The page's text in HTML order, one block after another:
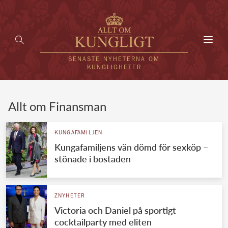
SENASTE NYHETERNA OM
KUNGLIGHETER
UTLÄNDSKT
VÄRLDENS KUNGAHUS
Svenska kungahuset
Brittiska kungahuset
REDAKTION
Allt om Finansman
KUNGAFAMILJEN
Kungafamiljens vän dömd för sexköp –
stönade i bostaden
ZNYHETER
Victoria och Daniel på sportigt
cocktailparty med eliten